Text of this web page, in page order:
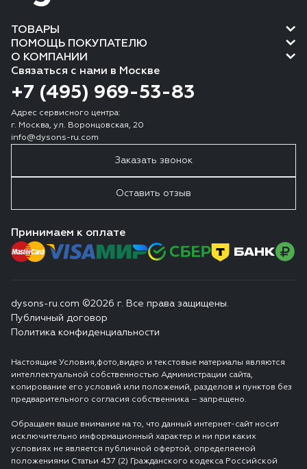
ТОВАРЫ
ПОМОЩЬ ПОКУПАТЕЛЮ
О КОМПАНИИ
Связаться с нами в Москве
+7 (495) 969-53-83
Адрес сервисного центра:
г. Москва, ул. Воронцовская, 20
info@dysons-ru.com
Заказать звонок
Оставить отзыв
Принимаем к оплате
dysons-ru.com ©2026 г. Все права защищены.
Публичный договор
Политика конфиденциальности
Настоящие Условия,фото,видео и текстовые материалы являются
интеллектуальной собственностью Администрации сайта,
копирование его условий или положений, разделов и пунктов без
предварительного согласия собственника – запрещено.
Обращаем ваше внимание на то, что данный интернет-сайт носит
исключительно информационный характер и ни при каких
условиях не является публичной офертой, определяемой
положениями Статьи 437 (2) Гражданского кодекса Российской